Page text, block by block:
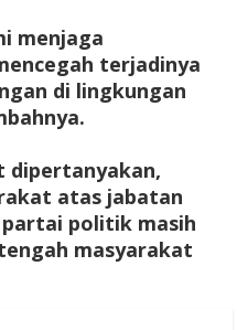
menjaga
terjadinya
di lingkungan
dipertanyakan,
atas jabatan
politik masih
masyarakat